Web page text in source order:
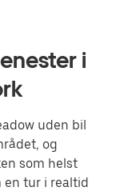
i
uden bil
og
som helst
en tur i realtid